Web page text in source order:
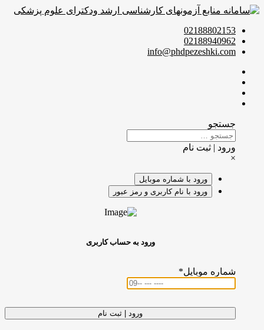
02188802153
02188940962
info@phdpezeshki.com
جستجو
ورود | ثبت نام
×
ورود با شماره موبایل
ورود با نام کاربری و رمز عبور
ورود به حساب کاربری
شماره موبایل*
ورود | ثبت نام